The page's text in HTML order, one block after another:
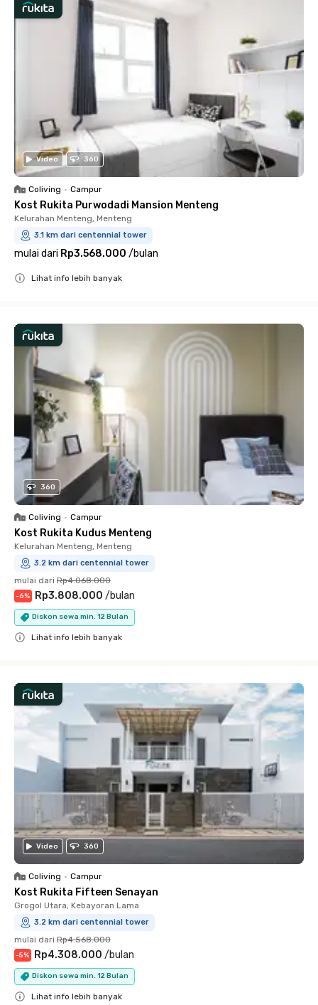
Video 360
Coliving • Campur
Kost Rukita Purwodadi Mansion Menteng
Kelurahan Menteng, Menteng
3.1 km dari centennial tower
mulai dari Rp3.568.000 /bulan
Lihat info lebih banyak
360
Coliving • Campur
Kost Rukita Kudus Menteng
Kelurahan Menteng, Menteng
3.2 km dari centennial tower
mulai dari Rp4.068.000
-6% Rp3.808.000 /bulan
Diskon sewa min. 12 Bulan
Lihat info lebih banyak
Video 360
Coliving • Campur
Kost Rukita Fifteen Senayan
Grogol Utara, Kebayoran Lama
3.2 km dari centennial tower
mulai dari Rp4.568.000
-5% Rp4.308.000 /bulan
Diskon sewa min. 12 Bulan
Lihat info lebih banyak